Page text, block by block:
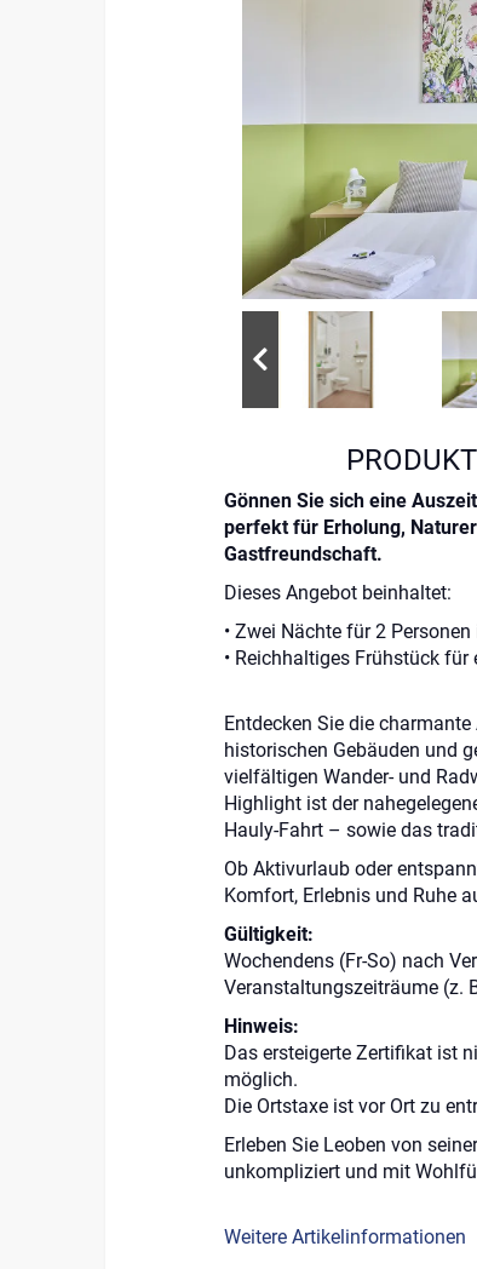
Gönnen Sie sich eine
perfekt für Erholung,
Gastfreundschaft.
Dieses Angebot beinhaltet:
• Zwei Nächte für 2
• Reichhaltiges Frühstück
Entdecken Sie die
historischen Gebäuden und
vielfältigen Wander- und
Highlight ist der
Hauly-Fahrt – sowie das
Ob Aktivurlaub oder
Komfort, Erlebnis und Ruhe
Gültigkeit:
Wochendens (Fr-So) nach
Veranstaltungszeiträume (z.
Hinweis:
Das ersteigerte Zertifikat ist
möglich.
Die Ortstaxe ist vor Ort zu
Erleben Sie Leoben von
unkompliziert und mit
Weitere Artikelinformationen